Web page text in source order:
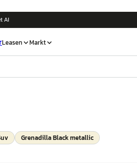
AI
Leasen Markt
Grenadilla Black metallic